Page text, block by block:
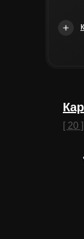
[ 20 ]